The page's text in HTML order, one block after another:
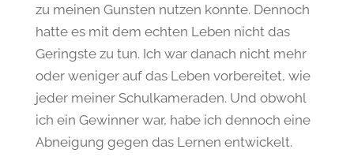
zu meinen Gunsten nutzen konnte. Dennoch
hatte es mit dem echten Leben nicht das
Geringste zu tun. Ich war danach nicht mehr
oder weniger auf das Leben vorbereitet, wie
jeder meiner Schulkameraden. Und obwohl
ich ein Gewinner war, habe ich dennoch eine
Abneigung gegen das Lernen entwickelt.